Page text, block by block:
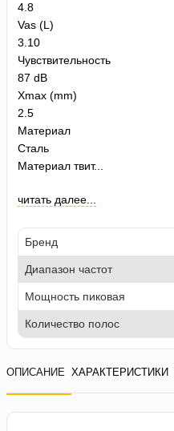
4.8
Vas (L)
3.10
Чувствительность
87 dB
Xmax (mm)
2.5
Материал
Сталь
Материал твит...
читать далее...
Бренд
Диапазон частот
Мощность пиковая
Количество полос
ОПИСАНИЕ ХАРАКТЕРИСТИКИ